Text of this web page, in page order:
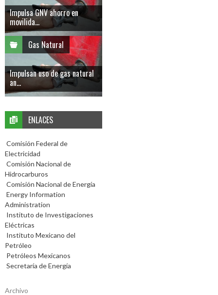
Impulsa GNV ahorro en
movilida...
Gas Natural
Impulsan uso de gas natural
an...
ENLACES
Comisión Federal de
Electricidad
Comisión Nacional de
Hidrocarburos
Comisión Nacional de Energía
Energy Information
Administration
Instituto de Investigaciones
Eléctricas
Instituto Mexicano del
Petróleo
Petróleos Mexicanos
Secretaría de Energía
Archivo